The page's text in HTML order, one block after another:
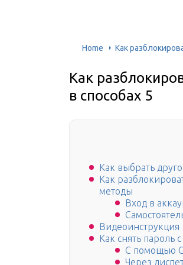
Home Как
Как
в способах 5
Как выбрать
Как
методы
Вход в
Видеоинструкция
Как снять пароль
С помощью
Через